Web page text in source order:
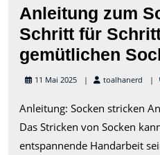
Anleitung zum
Schritt für
gemütlichen
11 Mai 2025 toalhanerd
Anleitung: Socken stricken
Das Stricken von Socken
entspannende Handarbeit